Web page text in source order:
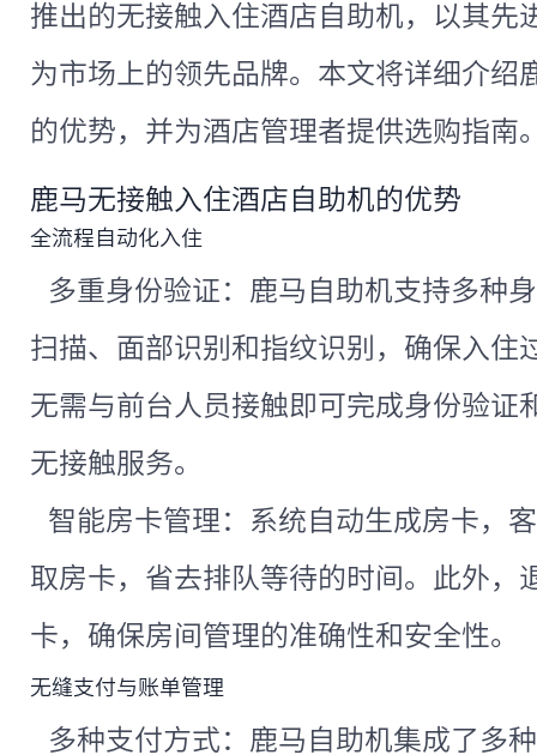
推出的无接触入住酒店自助机，以其先
为市场上的领先品牌。本文将详细介绍
的优势，并为酒店管理者提供选购指南
鹿马无接触入住酒店自助机的优势
全流程自动化入住
多重身份验证：鹿马自助机支持多种
扫描、面部识别和指纹识别，确保入住
无需与前台人员接触即可完成身份验证
无接触服务。
智能房卡管理：系统自动生成房卡，
取房卡，省去排队等待的时间。此外，
卡，确保房间管理的准确性和安全性。
无缝支付与账单管理
多种支付方式：鹿马自助机集成了多